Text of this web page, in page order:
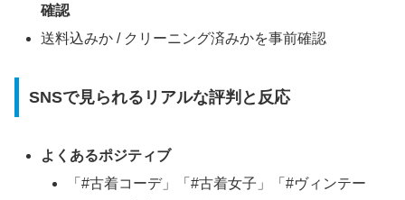
確認
送料込みか / クリーニング済みかを事前確認
SNSで見られるリアルな評判と反応
よくあるポジティブ
「#古着コーデ」「#古着女子」「#ヴィンテー